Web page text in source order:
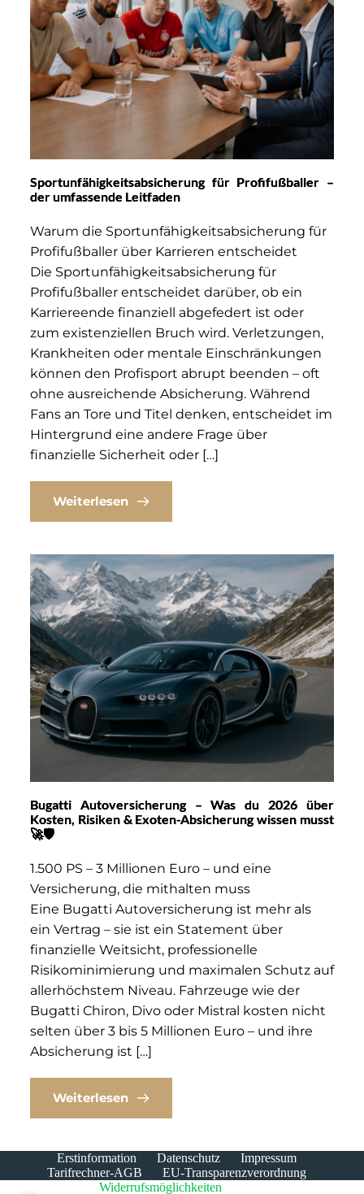
Sportunfähigkeitsabsicherung für Profifußballer –
der umfassende Leitfaden
Warum die Sportunfähigkeitsabsicherung für
Profifußballer über Karrieren entscheidet
Die Sportunfähigkeitsabsicherung für
Profifußballer entscheidet darüber, ob ein
Karriereende finanziell abgefedert ist oder
zum existenziellen Bruch wird. Verletzungen,
Krankheiten oder mentale Einschränkungen
können den Profisport abrupt beenden – oft
ohne ausreichende Absicherung. Während
Fans an Tore und Titel denken, entscheidet im
Hintergrund eine andere Frage über
finanzielle Sicherheit oder […]
Weiterlesen
Bugatti Autoversicherung – Was du 2026 über
Kosten, Risiken & Exoten-Absicherung wissen musst
🚀🛡️
1.500 PS – 3 Millionen Euro – und eine
Versicherung, die mithalten muss
Eine Bugatti Autoversicherung ist mehr als
ein Vertrag – sie ist ein Statement über
finanzielle Weitsicht, professionelle
Risikominimierung und maximalen Schutz auf
allerhöchstem Niveau. Fahrzeuge wie der
Bugatti Chiron, Divo oder Mistral kosten nicht
selten über 3 bis 5 Millionen Euro – und ihre
Absicherung ist […]
Weiterlesen
Erstinformation Datenschutz
Impressum
Tarifrechner-AGB
EU-Transparenzverordnung
Widerrufsmöglichkeiten